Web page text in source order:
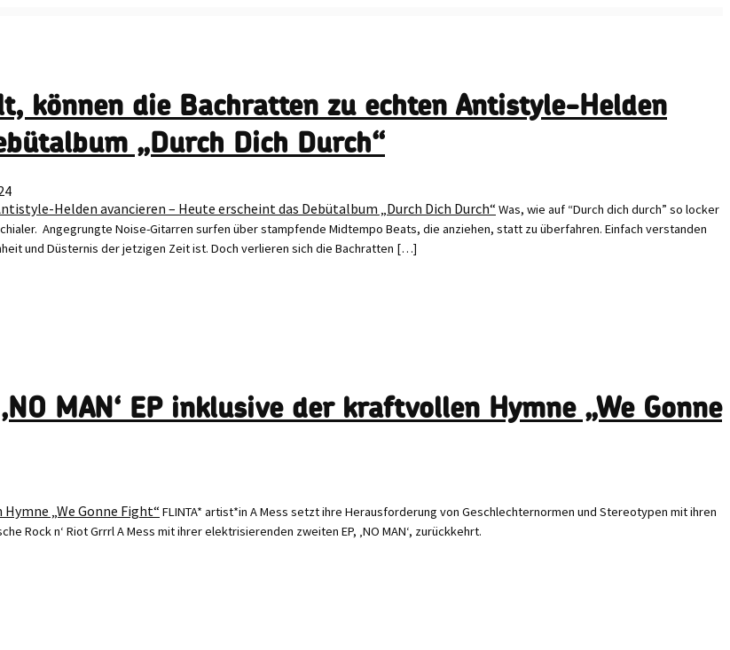
können die Bachratten zu echten Antistyle-Helden
„Durch Dich Durch“
Was, wie auf “Durch dich durch” so locker
Angegrungte Noise-Gitarren surfen über stampfende Midtempo Beats, die anziehen, statt zu überfahren. Einfach verstanden
und Düsternis der jetzigen Zeit ist. Doch verlieren sich die Bachratten […]
MAN‘ EP inklusive der kraftvollen Hymne „We Gonne
FLINTA* artist*in A Mess setzt ihre Herausforderung von Geschlechternormen und Stereotypen mit ihren
Rock n‘ Riot Grrrl A Mess mit ihrer elektrisierenden zweiten EP, ‚NO MAN‘, zurückkehrt.